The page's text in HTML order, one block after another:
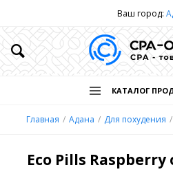
Ваш город:
КАТАЛОГ
Главная Адана Для похудения
Eco Pills